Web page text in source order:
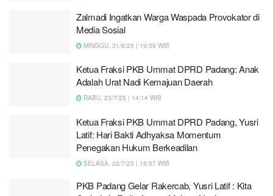
Zalmadi Ingatkan Warga Waspada Provokator di
Media Sosial
MINGGU, 31/8/25 | 19:39 WIB
Ketua Fraksi PKB Ummat DPRD Padang: Anak
Adalah Urat Nadi Kemajuan Daerah
RABU, 23/7/25 | 14:14 WIB
Ketua Fraksi PKB Ummat DPRD Padang, Yusri
Latif: Hari Bakti Adhyaksa Momentum
Penegakan Hukum Berkeadilan
SELASA, 22/7/25 | 18:57 WIB
PKB Padang Gelar Rakercab, Yusri Latif : Kita